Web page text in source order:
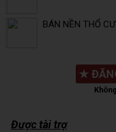
BÁN NỀN THỔ
★
Được tài trợ